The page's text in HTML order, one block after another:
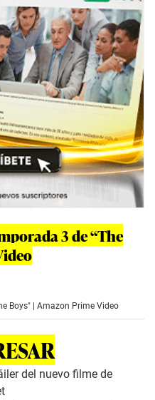
3 de “The
Boys" | Amazon Prime Video
del nuevo filme de